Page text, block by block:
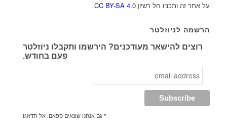
על אתר זה ותכניו חל רשיון CC BY-SA 4.0
.
הרשמה לניוזלטר
רוצים להישאר מעודכנים? הירשמו ותקבלו ניוזלטר
פעם בחודש.
* גם אנחנו שונאים ספאם. אל תדאגו